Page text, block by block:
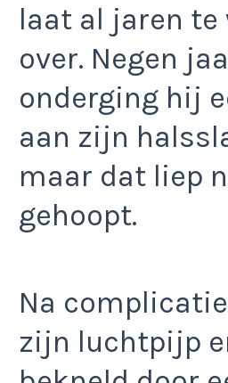
laat al jaren te
over. Negen
onderging hij
aan zijn
maar dat liep
gehoopt.
Na
zijn luchtpijp